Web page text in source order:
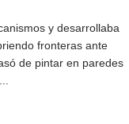
y desarrollaba
fronteras ante
de pintar en paredes